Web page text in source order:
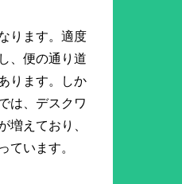
ります。適度
、便の通り道
ります。しか
は、デスクワ
増えており、
ています。